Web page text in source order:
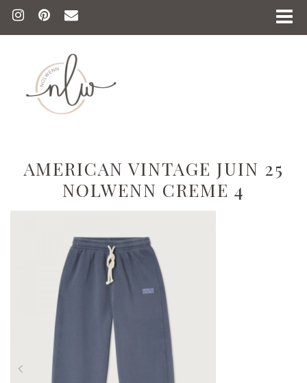
AMERICAN VINTAGE JUIN 25
NOLWENN CREME 4